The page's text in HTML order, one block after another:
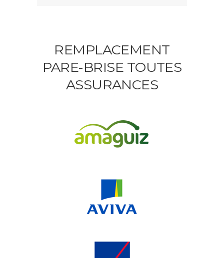
REMPLACEMENT
PARE-BRISE TOUTES
ASSURANCES